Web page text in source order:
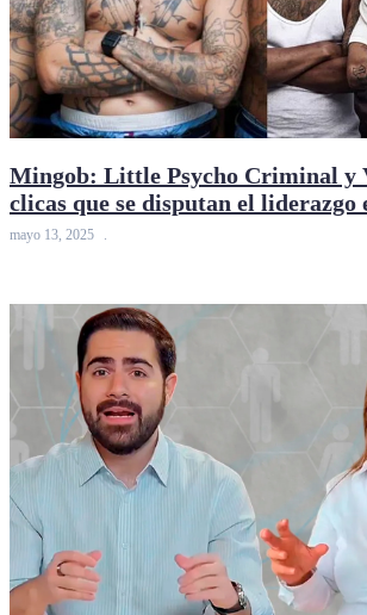
Mingob: Little Psycho Criminal y
clicas que se disputan el
mayo 13, 2025